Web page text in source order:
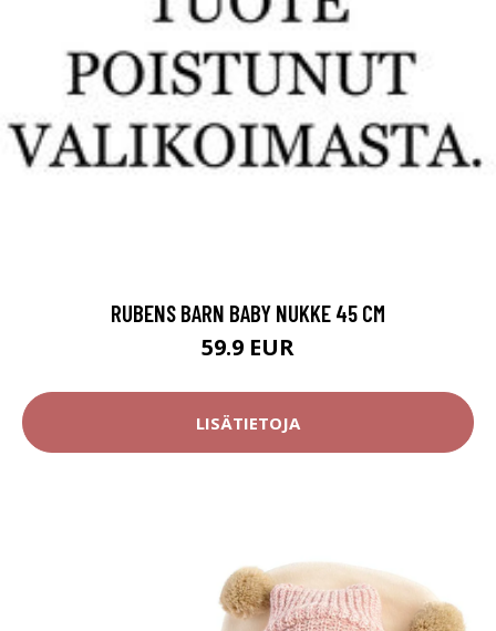
RUBENS BARN BABY NUKKE 45 CM
59.9 EUR
LISÄTIETOJA